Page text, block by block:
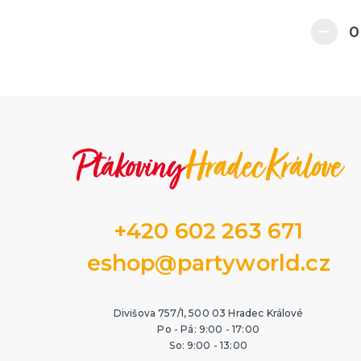
Prohibice párty
Poker párty
Baby Shower a narození
+420 602 263 671
eshop@partyworld.cz
Divišova 757/1, 500 03 Hradec Králové
Po - Pá: 9:00 - 17:00
So: 9:00 - 13:00